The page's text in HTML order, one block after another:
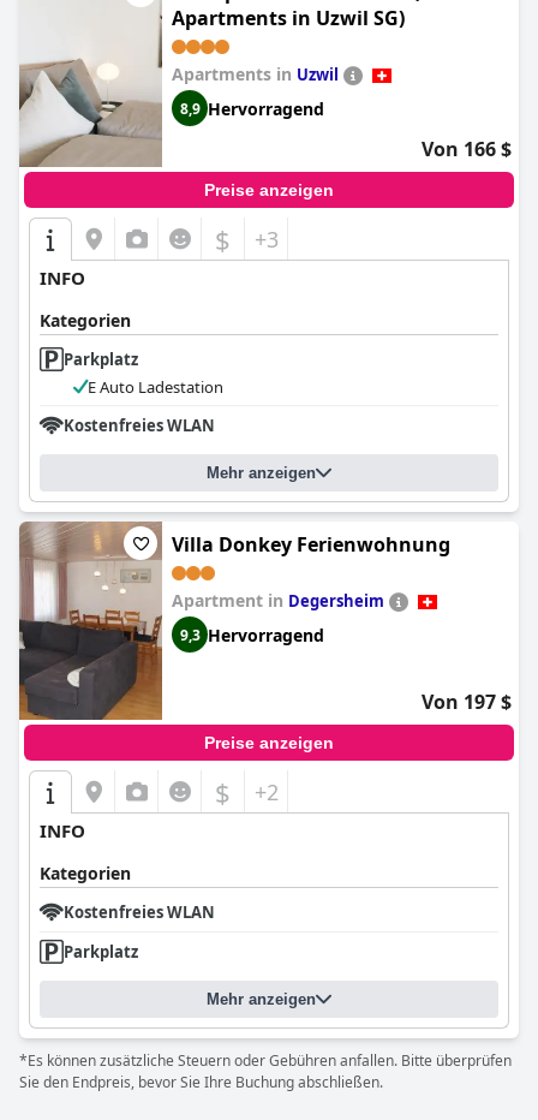
Apartments in Uzwil SG)
Apartments in Uzwil
8,9 Hervorragend
Von 166 $
Preise anzeigen
$ +3
INFO
Kategorien
Parkplatz
E Auto Ladestation
Kostenfreies WLAN
Mehr anzeigen
Villa Donkey Ferienwohnung
Apartment in Degersheim
9,3 Hervorragend
Von 197 $
Preise anzeigen
$ +2
INFO
Kategorien
Kostenfreies WLAN
Parkplatz
Mehr anzeigen
*Es können zusätzliche Steuern oder Gebühren anfallen. Bitte überprüfen
Sie den Endpreis, bevor Sie Ihre Buchung abschließen.